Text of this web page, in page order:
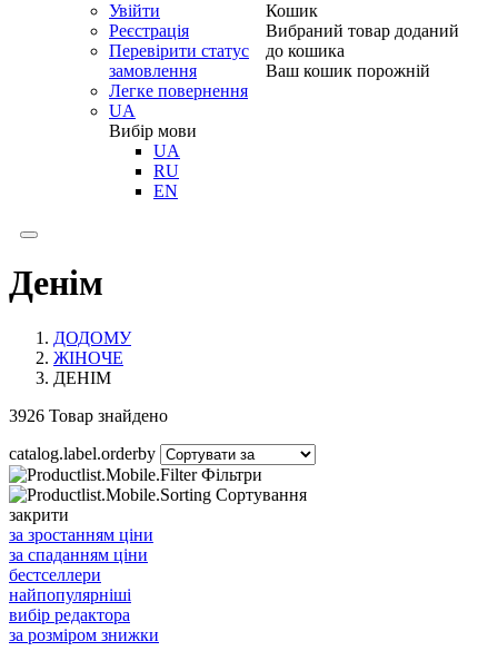
Увійти
Реєстрація
Перевірити статус
замовлення
Легке повернення
UA
Вибір мови
UA
RU
EN
Кошик
Вибраний товар доданий
до кошика
Ваш кошик порожній
Денім
ДОДОМУ
ЖІНОЧЕ
ДЕНІМ
3926 Товар знайдено
catalog.label.orderby
Фільтри
Сортування
закрити
за зростанням ціни
за спаданням ціни
бестселлери
найпопулярніші
вибір редактора
за розміром знижки